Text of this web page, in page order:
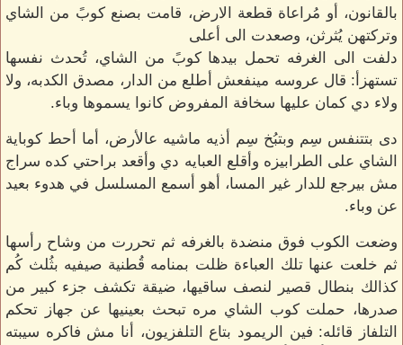
بالقانون، أو مُراعاة قطعة الارض، قامت بصنع كوبً من الشاي
وتركتهن يُثرثن، وصعدت الى أعلى
دلفت الى الغرفه تحمل بيدها كوبً من الشاي، تُحدث نفسها
تستهزأ: قال عروسه مينفعش أطلع من الدار، مصدق الكدبه، ولا
ولاء دي كمان عليها سخافة المفروض كانوا يسموها وباء.
دى بتتنفس سِم وبتبُخ سِم أذيه ماشيه عالأرض، أما أحط كوباية
الشاي على الطرابيزه وأقلع العبايه دي وأقعد براحتي كده سراج
مش بيرجع للدار غير المسا، أهو أسمع المسلسل في هدوء بعيد
عن وباء.
وضعت الكوب فوق منضدة بالغرفه ثم تحررت من وشاح رأسها
ثم خلعت عنها تلك العباءة ظلت بمنامه قُطنية صيفيه بثُلث كُم
كذالك بنطال قصير لنصف ساقيها، ضيقة تكشف جزء كبير من
صدرها، حملت كوب الشاي مره تبحث بعينيها عن جهاز تحكم
التلفاز قائله: فين الريمود بتاع التلفزيون، أنا مش فاكره سيبته